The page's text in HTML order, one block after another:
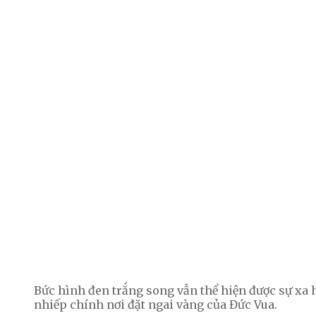
Bức hình đen trắng song vẫn thể hiện được sự
nhiếp chính nơi đặt ngai vàng của Đức Vua.